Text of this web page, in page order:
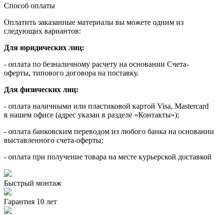
Способ оплаты
Оплатить заказанные материалы вы можете одним из
следующих вариантов:
Для юридических лиц:
- оплата по безналичному расчету на основании Счета-
оферты, типового договора на поставку.
Для физических лиц:
- оплата наличными или пластиковой картой Visa, Mastercard
в нашем офисе (адрес указан в разделе «Контакты»);
- оплата банковским переводом из любого банка на основании
выставленного счета-оферты;
- оплата при получение товара на месте курьерской доставкой
Быстрый монтаж
Гарантия 10 лет